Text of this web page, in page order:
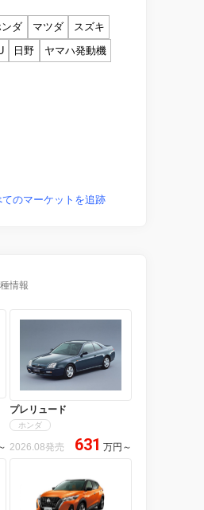
ダ マツダ
スズキ
日野 ヤマハ発動機
のマーケットを追跡
情報
プレリュード
ホンダ
2026.08発売 631 万円 ～